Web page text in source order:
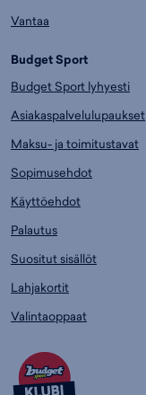
Vantaa
Budget Sport
Budget Sport lyhyesti
Asiakaspalvelulupaukset
Maksu- ja toimitustavat
Sopimusehdot
Käyttöehdot
Palautus
Suositut sisällöt
Lahjakortit
Valintaoppaat